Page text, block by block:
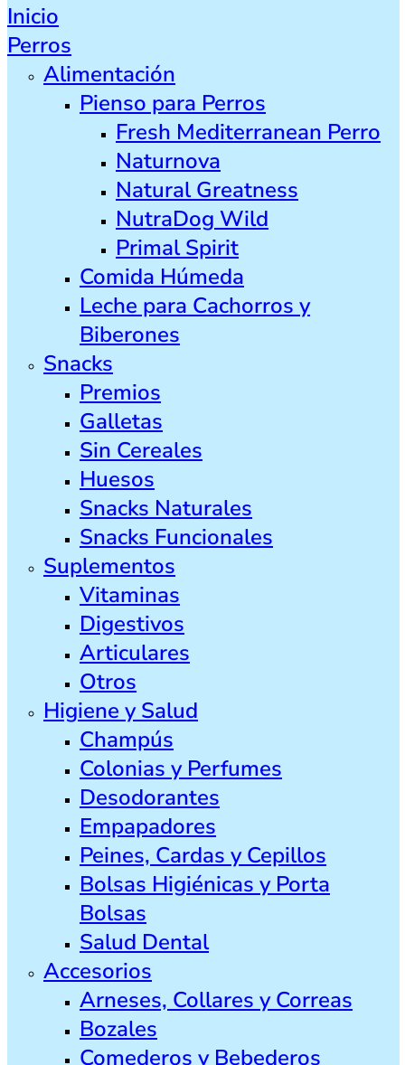
Inicio
Perros
Alimentación
Pienso para Perros
Fresh Mediterranean Perro
Naturnova
Natural Greatness
NutraDog Wild
Primal Spirit
Comida Húmeda
Leche para Cachorros y
Biberones
Snacks
Premios
Galletas
Sin Cereales
Huesos
Snacks Naturales
Snacks Funcionales
Suplementos
Vitaminas
Digestivos
Articulares
Otros
Higiene y Salud
Champús
Colonias y Perfumes
Desodorantes
Empapadores
Peines, Cardas y Cepillos
Bolsas Higiénicas y Porta
Bolsas
Salud Dental
Accesorios
Arneses, Collares y Correas
Bozales
Comederos y Bebederos